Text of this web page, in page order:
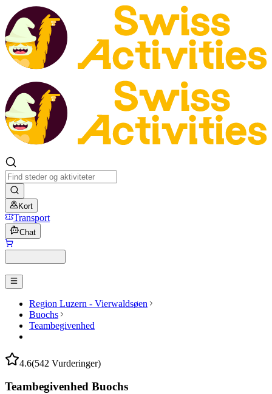
Kort
Transport
Chat
Region Luzern - Vierwaldsøen
Buochs
Teambegivenhed
4.6(542 Vurderinger)
Teambegivenhed Buochs